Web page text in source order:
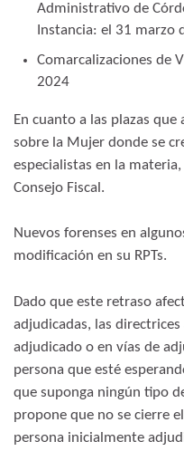
Administrativo de
Instancia: el 31 marzo
Comarcalizaciones de
2024
En cuanto a las plazas
sobre la Mujer donde se
especialistas en la
Consejo Fiscal.
Nuevos forenses en
modificación en su RPTs.
Dado que este retraso
adjudicadas, las
adjudicado o en vías de
persona que esté
que suponga ningún tipo
propone que no se cierre
persona inicialmente